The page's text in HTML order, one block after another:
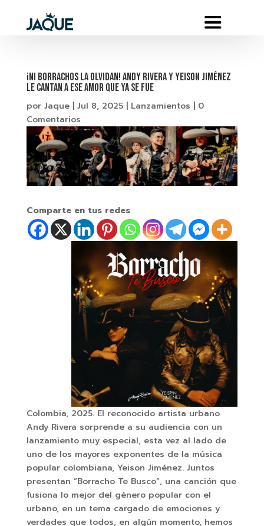
¡Ni borrachos la olvidan! Andy Rivera y Yeison Jiménez
le cantan a ese amor que ya se fue
por Jaque| Jul 8, 2025| Lanzamientos
0
Comentarios
Comparte en tus redes
Colombia, 2025. El reconocido artista urbano
Andy Rivera sorprende a su audiencia con un
lanzamiento muy especial, esta vez al lado de
uno de los mayores exponentes de la música
popular colombiana, Yeison Jiménez. Juntos
presentan “Borracho Te Busco”, una canción que
fusiona lo mejor del género popular con el
urbano, en un tema cargado de emociones y
verdades que todos, en algún momento, hemos